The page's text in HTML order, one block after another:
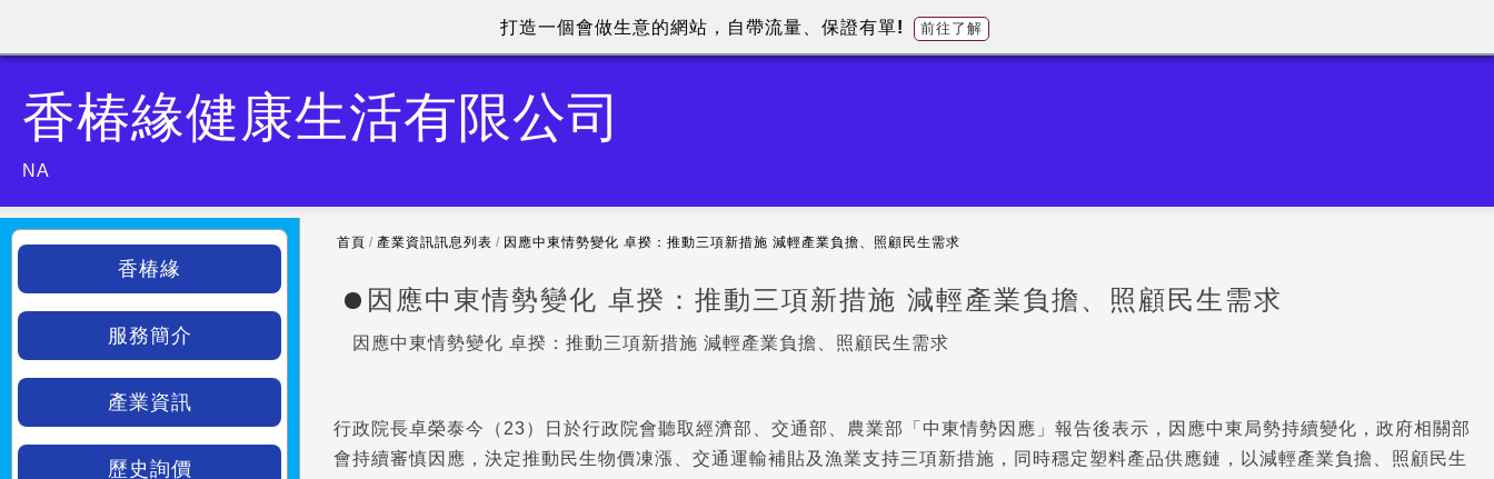
香椿緣健康生活有限公司
NA
首頁 / 產業資訊訊息列表 / 因應中東情勢變化 卓揆：推動三項新措施 減輕產業負擔、照顧民生需求
因應中東情勢變化 卓揆：推動三項新措施 減輕產業負擔、照顧民生需求
因應中東情勢變化 卓揆：推動三項新措施 減輕產業負擔、照顧民生需求
行政院長卓榮泰今（23）日於行政院會聽取經濟部、交通部、農業部「中東情勢因應」報告後表示，因應中東局勢持續變化，政府相關部
會持續審慎因應，決定推動民生物價凍漲、交通運輸補貼及漁業支持三項新措施，同時穩定塑料產品供應鏈，以減輕產業負擔、照顧民生
香椿緣
服務簡介
產業資訊
歷史詢價
打造一個會做生意的網站，自帶流量、保證有單! 前往了解